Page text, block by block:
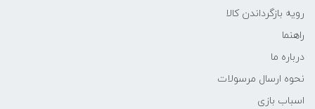
رویه بازگرداندن کالا
راهنما
درباره ما
نحوه ارسال مرسولات
اسباب بازی